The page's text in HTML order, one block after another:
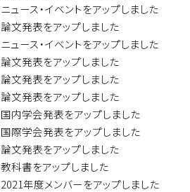
ニュース・イベントをアップしました
論文発表をアップしました
ニュース・イベントをアップしました
論文発表をアップしました
論文発表をアップしました
論文発表をアップしました
国内学会発表をアップしました
国際学会発表をアップしました
論文発表をアップしました
教科書をアップしました
2021年度メンバーをアップしました